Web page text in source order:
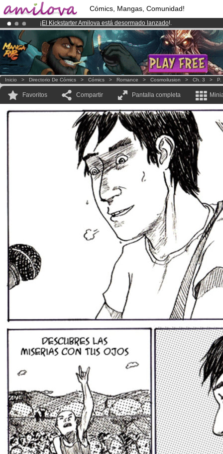
Cómics, Mangas, Comunidad!
¡ El Kickstarter Amilova está desormado lanzado!.
¡Ya tenemos 100000miembrosy 1000Cómics y Mangas!.
¡Conviertete en Premium por3.95 euros al mes!Hazte Premium ya
Inicio > Directorio De Cómics > Cómics > Romance > Cosmoilusion > Ch. 3 > P.
Favoritos Compartir Pantalla completa